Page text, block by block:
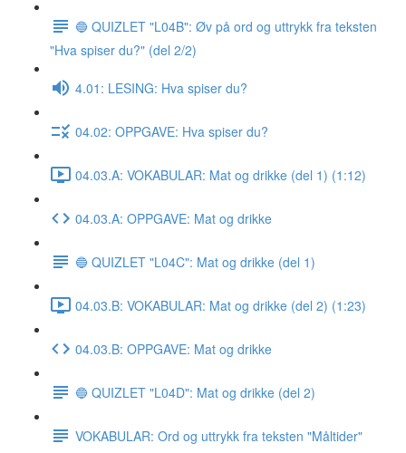
🔵 QUIZLET "L04B": Øv på ord og uttrykk fra teksten
"Hva spiser du?" (del 2/2)
4.01: LESING: Hva spiser du?
04.02: OPPGAVE: Hva spiser du?
04.03.A: VOKABULAR: Mat og drikke (del 1) (1:12)
04.03.A: OPPGAVE: Mat og drikke
🔵 QUIZLET "L04C": Mat og drikke (del 1)
04.03.B: VOKABULAR: Mat og drikke (del 2) (1:23)
04.03.B: OPPGAVE: Mat og drikke
🔵 QUIZLET "L04D": Mat og drikke (del 2)
VOKABULAR: Ord og uttrykk fra teksten "Måltider"